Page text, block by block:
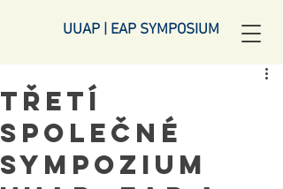
UUAP | EAP SYMPOSIUM
Třetí
společné
sympozium